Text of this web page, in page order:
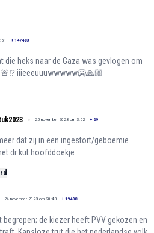
+ 147483
die heks naar de Gaza was gevlogen om
iiieeeuuuwwwww🥶🙏🏼
25 november 2023 om 3:52 + 29
dat zij in een ingestort/geboemie
dr kut hoofddoekje
24 november 2023 om 20:43 + 19408
begrepen; de kiezer heeft PVV gekozen en